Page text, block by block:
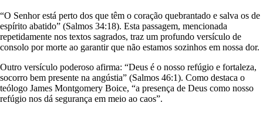
“O Senhor está perto dos que têm o coração quebrantado e salva os de
espírito abatido” (Salmos 34:18). Esta passagem, mencionada
repetidamente nos textos sagrados, traz um profundo versículo de
consolo por morte ao garantir que não estamos sozinhos em nossa dor.
Outro versículo poderoso afirma: “Deus é o nosso refúgio e fortaleza,
socorro bem presente na angústia” (Salmos 46:1). Como destaca o
teólogo James Montgomery Boice, “a presença de Deus como nosso
refúgio nos dá segurança em meio ao caos”.